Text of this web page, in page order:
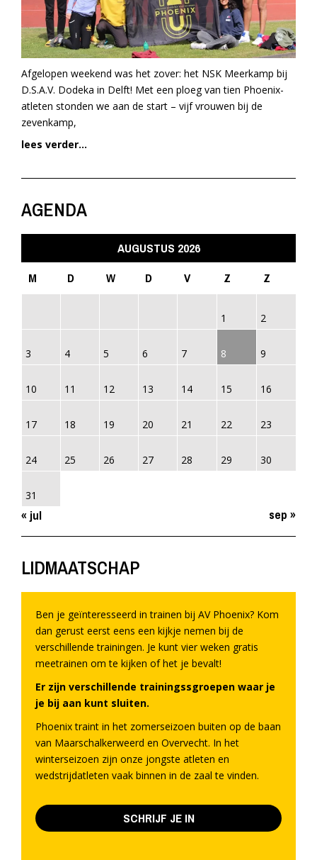
Afgelopen weekend was het zover: het NSK Meerkamp bij
D.S.A.V. Dodeka in Delft! Met een ploeg van tien Phoenix-
atleten stonden we aan de start – vijf vrouwen bij de
zevenkamp,
lees verder...
AGENDA
AUGUSTUS 2026
M
D W D V Z Z
1 2
3 4 5 6 7 8 9
10 11 12 13 14 15 16
17 18 19 20 21 22 23
24 25 26 27 28 29 30
31
« jul sep »
LIDMAATSCHAP
Ben je geïnteresseerd in trainen bij AV Phoenix? Kom
dan gerust eerst eens een kijkje nemen bij de
verschillende trainingen. Je kunt vier weken gratis
meetrainen om te kijken of het je bevalt!
Er zijn verschillende trainingssgroepen waar je
je bij aan kunt sluiten.
Phoenix traint in het zomerseizoen buiten op de baan
van Maarschalkerweerd en Overvecht. In het
winterseizoen zijn onze jongste atleten en
wedstrijdatleten vaak binnen in de zaal te vinden.
SCHRIJF JE IN